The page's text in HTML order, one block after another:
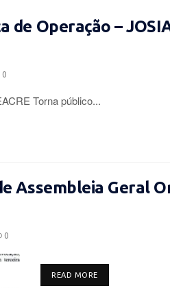
de Operação –
0
Torna público...
Assembleia Geral
0
READ MOREDETAILS